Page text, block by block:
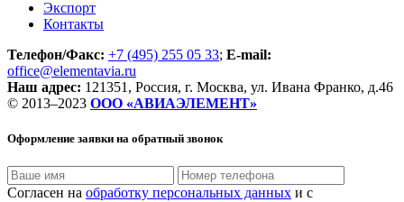
Экспорт
Контакты
Телефон/Факс: +7 (495) 255 05 33; E-mail:
office@elementavia.ru
Наш адрес: 121351, Россия, г. Москва, ул. Ивана Франко, д.46
© 2013–2023 ООО «АВИАЭЛЕМЕНТ»
Оформление заявки на обратный звонок
Согласен на обработку персональных данных и с